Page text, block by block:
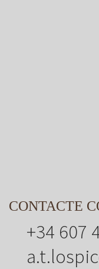
CONTACTE
+34 607